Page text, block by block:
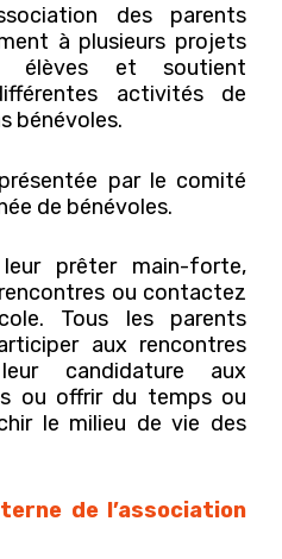
des parents
à plusieurs projets
élèves et soutient
activités de
bénévoles.
par le comité
de bénévoles.
prêter main-forte,
ou contactez
Tous les parents
aux rencontres
candidature aux
ou offrir du temps ou
le milieu de vie des
de l’association